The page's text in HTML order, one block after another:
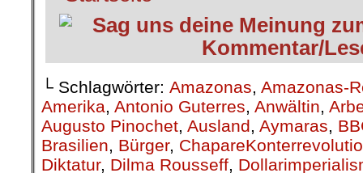
└ Schlagwörter: Amazonas, Amazonas-
Amerika, Antonio Guterres, Anwältin,
Augusto Pinochet, Ausland, Aymaras,
Brasilien, Bürger,
Diktatur, Dilma Rousseff,